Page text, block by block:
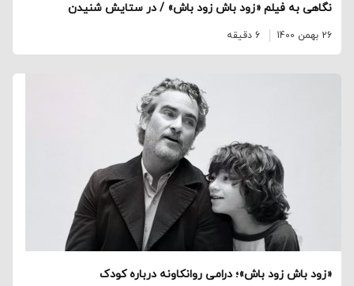
نگاهی به فیلم «زود باش زود باش» / در ستایش شنیدن
26 بهمن 1400 6 دقیقه
«زود باش زود باش»؛ درامی روانکاونه درباره کودک